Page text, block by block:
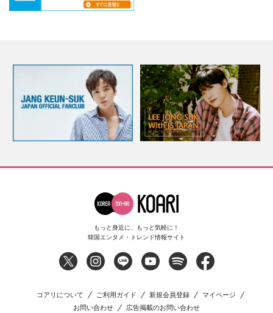
もっと身近に、もっと気軽に！
韓国エンタメ・トレンド情報サイト
コアリについて ご利用ガイド 新規会員登録
マイページ
お問い合わせ
広告掲載のお問い合わせ